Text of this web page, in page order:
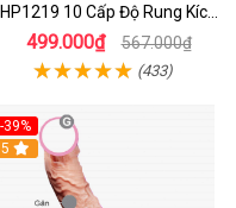
10 Cấp Độ Rung Kích
Thích
499.000₫ 567.000₫
(433)
-39%
5